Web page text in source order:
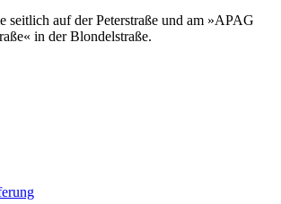
seitlich auf der Peterstraße und am »APAG
in der Blondelstraße.